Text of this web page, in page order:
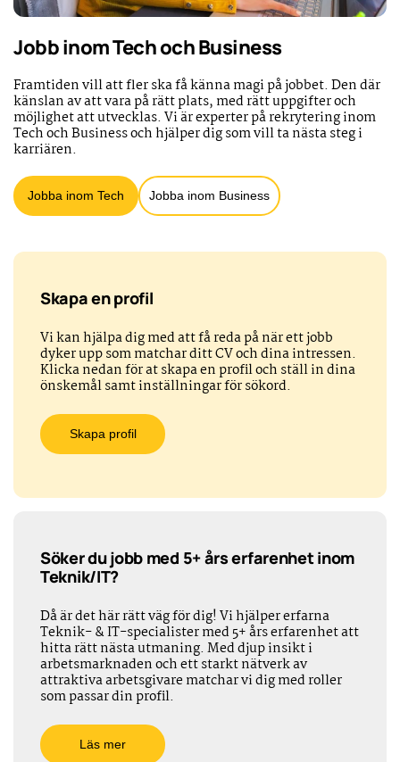
Jobb inom Tech och Business
Framtiden vill att fler ska få känna magi på jobbet. Den där
känslan av att vara på rätt plats, med rätt uppgifter och
möjlighet att utvecklas. Vi är experter på rekrytering inom
Tech och Business och hjälper dig som vill ta nästa steg i
karriären.
Jobba inom Tech Jobba inom Business
Skapa en profil
Vi kan hjälpa dig med att få reda på när ett jobb
dyker upp som matchar ditt CV och dina intressen.
Klicka nedan för at skapa en profil och ställ in dina
önskemål samt inställningar för sökord.
Skapa profil
Söker du jobb med 5+ års erfarenhet inom
Teknik/IT?
Då är det här rätt väg för dig! Vi hjälper erfarna
Teknik- & IT-specialister med 5+ års erfarenhet att
hitta rätt nästa utmaning. Med djup insikt i
arbetsmarknaden och ett starkt nätverk av
attraktiva arbetsgivare matchar vi dig med roller
som passar din profil.
Läs mer